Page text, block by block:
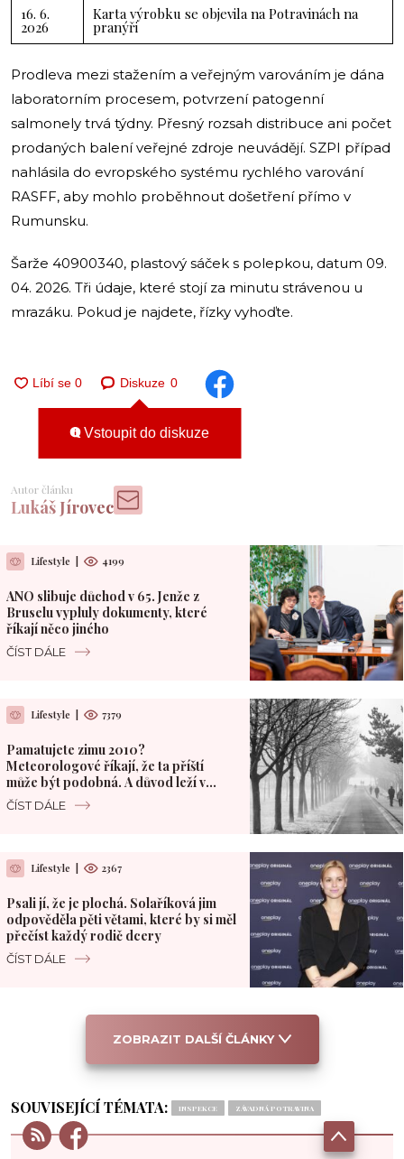
16. 6.
2026
Karta výrobku se objevila na Potravinách na
pranýři
Prodleva mezi stažením a veřejným varováním je dána
laboratorním procesem, potvrzení patogenní
salmonely trvá týdny. Přesný rozsah distribuce ani počet
prodaných balení veřejné zdroje neuvádějí. SZPI případ
nahlásila do evropského systému rychlého varování
RASFF, aby mohlo proběhnout došetření přímo v
Rumunsku.
Šarže 40900340, plastový sáček s polepkou, datum 09.
04. 2026. Tři údaje, které stojí za minutu strávenou u
mrazáku. Pokud je najdete, řízky vyhoďte.
Diskuze 0
Vstoupit do diskuze
Autor článku
Lukáš Jírovec
Lifestyle 4199
ANO slibuje důchod v 65. Jenže z
Bruselu vypluly dokumenty, které
říkají něco jiného
ČÍST DÁLE
Lifestyle 7379
Pamatujete zimu 2010?
Meteorologové říkají, že ta příští
může být podobná. A důvod leží v
Pacifiku
ČÍST DÁLE
Lifestyle 2367
Psali jí, že je plochá. Solaříková jim
odpověděla pěti větami, které by si měl
přečíst každý rodič dcery
ČÍST DÁLE
ZOBRAZIT DALŠÍ ČLÁNKY
SOUVISEJÍCÍ TÉMATA: INSPEKCE ZÁVADNÁ POTRAVINA